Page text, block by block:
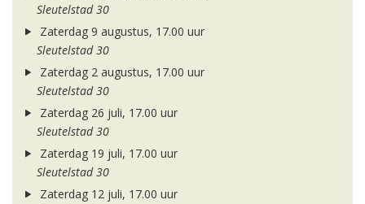
Sleutelstad 30
Zaterdag 9 augustus, 17.00 uur
Sleutelstad 30
Zaterdag 2 augustus, 17.00 uur
Sleutelstad 30
Zaterdag 26 juli, 17.00 uur
Sleutelstad 30
Zaterdag 19 juli, 17.00 uur
Sleutelstad 30
Zaterdag 12 juli, 17.00 uur